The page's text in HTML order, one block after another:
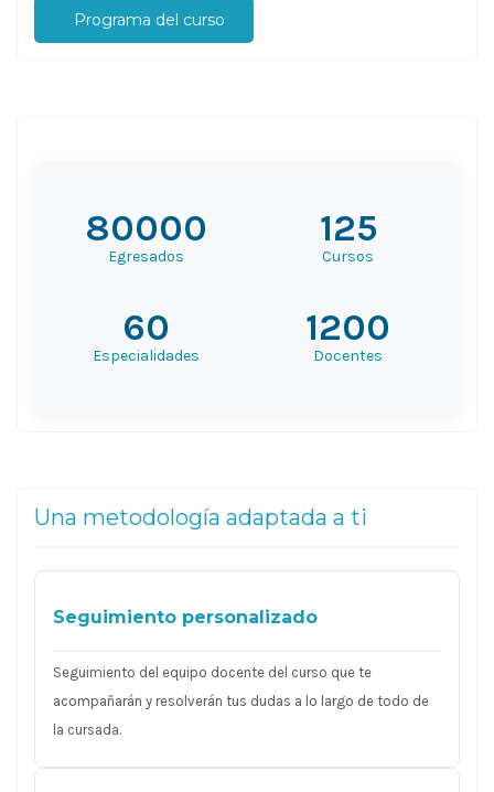
Programa del curso
80000
Egresados
125
Cursos
60
Especialidades
1200
Docentes
Una metodología adaptada a ti
Seguimiento personalizado
Seguimiento del equipo docente del curso que te
acompañarán y resolverán tus dudas a lo largo de todo de
la cursada.